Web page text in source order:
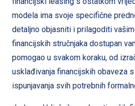
modela ima svoje specifične
detaljno objasniti i prilagoditi
financijskih stručnjaka dostupan
pomogao u svakom koraku, od
usklađivanja financijskih obaveza
ispunjavanja svih potrebnih